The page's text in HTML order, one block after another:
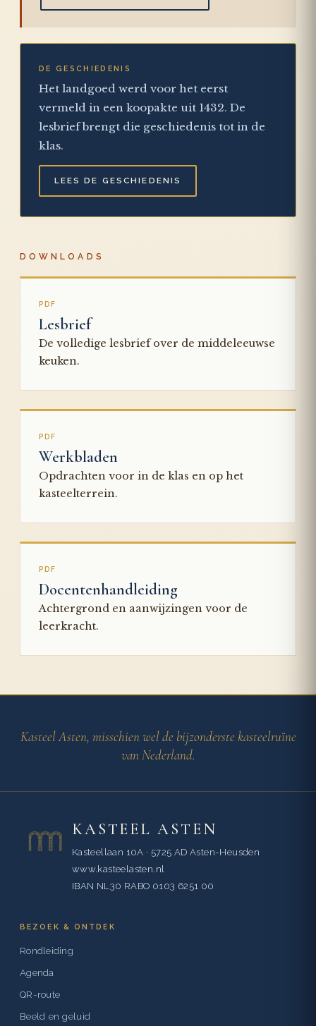
DE GESCHIEDENIS
Het landgoed werd voor het eerst
vermeld in een koopakte uit 1432. De
lesbrief brengt die geschiedenis tot in de
klas.
LEES DE GESCHIEDENIS
DOWNLOADS
PDF
Lesbrief
De volledige lesbrief over de middeleeuwse
keuken.
PDF
Werkbladen
Opdrachten voor in de klas en op het
kasteelterrein.
PDF
Docentenhandleiding
Achtergrond en aanwijzingen voor de
leerkracht.
Kasteel Asten, misschien wel de bijzonderste kasteelruïne
van Nederland.
KASTEEL ASTEN
Kasteellaan 10A · 5725 AD Asten-Heusden
www.kasteelasten.nl
IBAN NL30 RABO 0103 6251 00
BEZOEK & ONTDEK
Rondleiding
Agenda
QR-route
Beeld en geluid